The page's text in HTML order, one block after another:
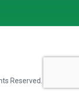
Reserved.